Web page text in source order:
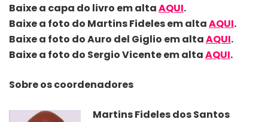
Baixe a capa do livro em altaAQUI.
Baixe a foto do Martins Fidelesem altaAQUI.
Baixe a foto doAuro del Giglio em altaAQUI.
Baixe a foto do Sergio Vicenteem altaAQUI.
Sobre os coordenadores
Martins Fideles dos Santos